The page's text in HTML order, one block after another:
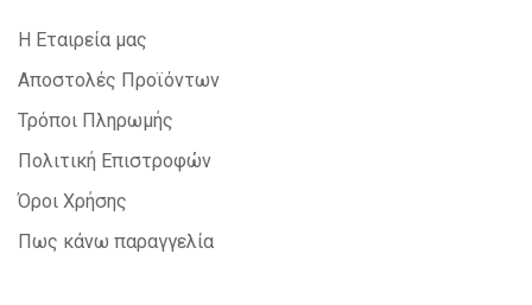
Η Εταιρεία μας
Αποστολές Προϊόντων
Τρόποι Πληρωμής
Πολιτική Επιστροφών
Όροι Χρήσης
Πως κάνω παραγγελία